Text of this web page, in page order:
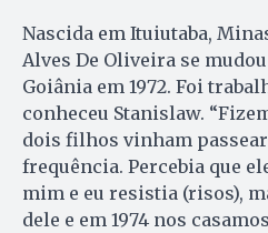
Nascida em Ituiutaba,
Alves De Oliveira se
Goiânia em 1972. Foi
conheceu Stanislaw.
dois filhos vinham
frequência. Percebia que
mim e eu resistia (risos),
dele e em 1974 nos